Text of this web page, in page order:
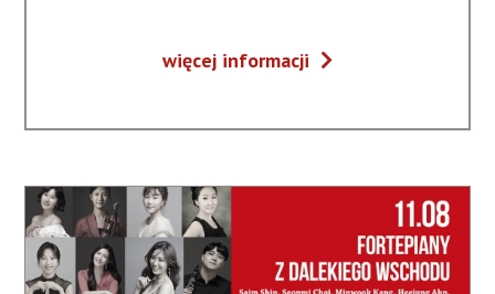
więcej informacji
Muzyczne
/
opowieści